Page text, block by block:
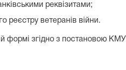
реквізитами;
реєстру ветеранів війни.
формі згідно з постановою